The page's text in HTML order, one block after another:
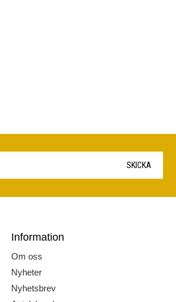
SKICKA
Information
Om oss
Nyheter
Nyhetsbrev